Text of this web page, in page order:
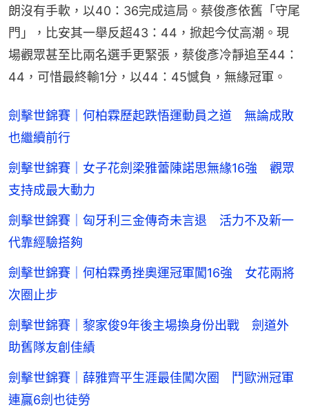
朗沒有手軟，以40：36完成這局。蔡俊彥依舊「守尾
門」，比安其一舉反超43：44，掀起今仗高潮。現
場觀眾甚至比兩名選手更緊張，蔡俊彥冷靜追至44：
44，可惜最終輸1分，以44：45憾負，無緣冠軍。
劍擊世錦賽｜何柏霖歷起跌悟運動員之道 無論成敗
也繼續前行
劍擊世錦賽｜女子花劍梁雅蕾陳諾思無緣16強 觀眾
支持成最大動力
劍擊世錦賽｜匈牙利三金傳奇未言退 活力不及新一
代靠經驗搭夠
劍擊世錦賽｜何柏霖勇挫奧運冠軍闖16強 女花兩將
次圈止步
劍擊世錦賽｜黎家俊9年後主場換身份出戰 劍道外
助舊隊友創佳績
劍擊世錦賽｜薛雅齊平生涯最佳闖次圈 鬥歐洲冠軍
連贏6劍也徒勞